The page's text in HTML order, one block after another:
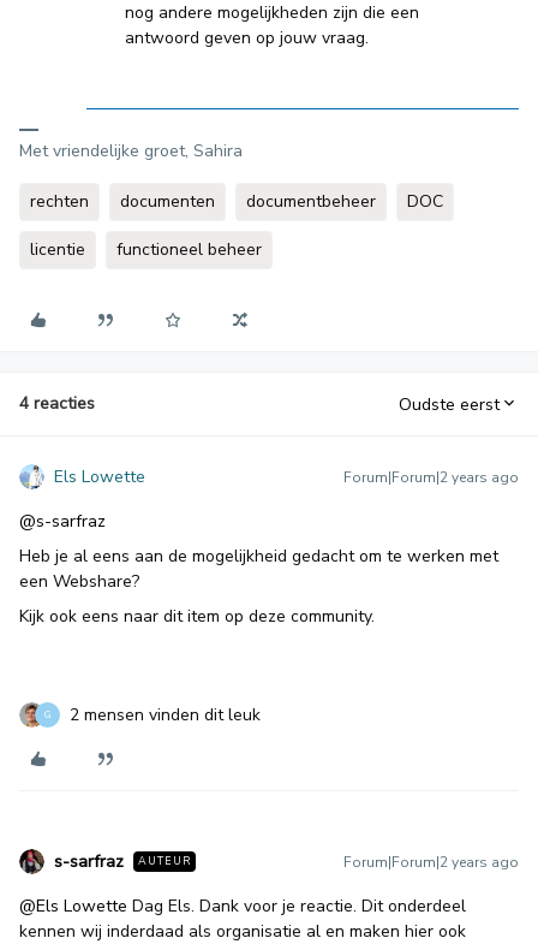
nog andere mogelijkheden zijn die een
antwoord geven op jouw vraag.
Met vriendelijke groet, Sahira
rechten documenten documentbeheer DOC
licentie functioneel beheer
4 reacties Oudste eerst
Els Lowette Forum|Forum|2 years ago
@s-sarfraz
Heb je al eens aan de mogelijkheid gedacht om te werken met
een Webshare?
Kijk ook eens naar dit item op deze community.
G 2 mensen vinden dit leuk
s-sarfraz AUTEUR Forum|Forum|2 years ago
@Els Lowette Dag Els. Dank voor je reactie. Dit onderdeel
kennen wij inderdaad als organisatie al en maken hier ook